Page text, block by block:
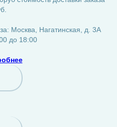
Москва, Нагатинская, д. 3А
до 18:00